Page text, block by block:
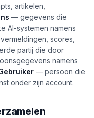
artikelen,
— gegevens die
AI-systemen namens
scores,
partij die door
namens
— persoon die
onder zijn account.